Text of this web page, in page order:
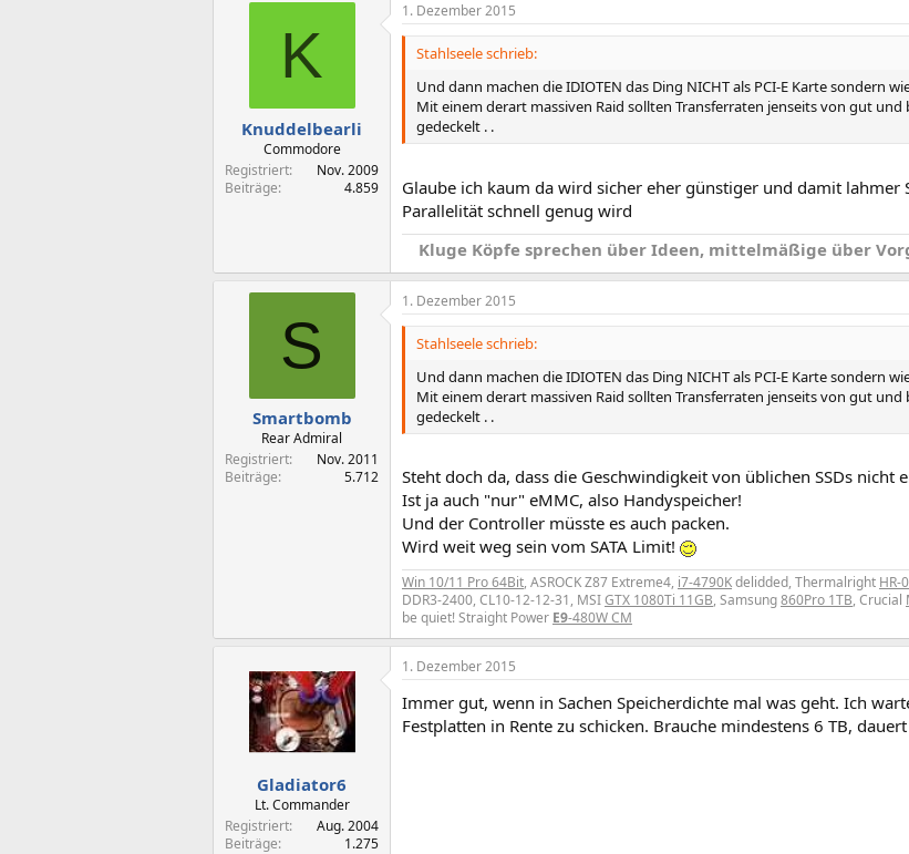
K
Knuddelbearli
Commodore
Registriert
Nov. 2009
Beiträge
4.859
1. Dezember 2015
Stahlseele schrieb:
Und dann machen die IDIOTEN das Ding NICHT als PCI-E Karte sondern
Mit einem derart massiven Raid sollten Transferraten jenseits von gut und
gedeckelt . .
Glaube ich kaum da wird sicher eher günstiger und damit
Parallelität schnell genug wird
Kluge Köpfe sprechen über Ideen, mittelmäßige über
S
Smartbomb
Rear Admiral
Registriert
Nov. 2011
Beiträge
5.712
1. Dezember 2015
Stahlseele schrieb:
Und dann machen die IDIOTEN das Ding NICHT als PCI-E Karte sondern
Mit einem derart massiven Raid sollten Transferraten jenseits von gut und
gedeckelt . .
Steht doch da, dass die Geschwindigkeit von üblichen SSDs nicht
Ist ja auch "nur" eMMC, also Handyspeicher!
Und der Controller müsste es auch packen.
Wird weit weg sein vom SATA Limit!
Win 10/11 Pro 64Bit, ASROCK Z87 Extreme4, i7-4790Kdelidded, Thermalright HR-
DDR3-2400, CL10-12-12-31, MSIGTX 1080Ti 11GB, Samsung860Pro 1TB, Crucial
be quiet! Straight Power E9-480W CM
Gladiator6
Lt. Commander
Registriert
Aug. 2004
Beiträge
1.275
1. Dezember 2015
Immer gut, wenn in Sachen Speicherdichte mal was geht. Ich
Festplatten in Rente zu schicken. Brauche mindestens 6 TB,